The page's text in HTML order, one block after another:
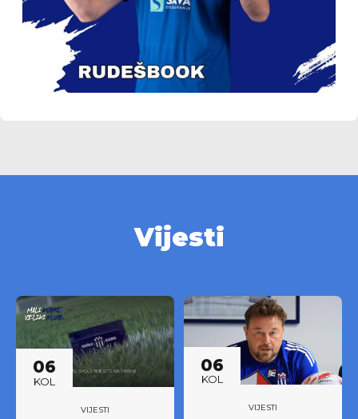
Vijesti
06
KOL
VIJESTI
06
KOL
VIJESTI